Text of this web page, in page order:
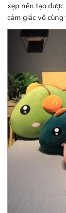
xẹp nên tạo được
cảm giác vô